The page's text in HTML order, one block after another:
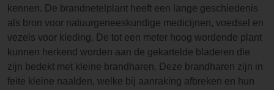
kennen. De brandnetelplant heeft een lange geschiedenis
als bron voor natuurgeneeskundige medicijnen, voedsel en
vezels voor kleding. De tot een meter hoog wordende plant
kunnen herkend worden aan de gekartelde bladeren die
zijn bedekt met kleine brandharen. Deze brandharen zijn in
feite kleine naalden, welke bij aanraking afbreken en hun